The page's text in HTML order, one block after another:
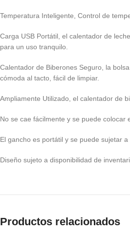
Temperatura Inteligente, Control de
Carga USB Portátil, el calentador de
para un uso tranquilo.
Calentador de Biberones Seguro, la
cómoda al tacto, fácil de limpiar.
Ampliamente Utilizado, el calentador de
No se cae fácilmente y se puede
El gancho es portátil y se puede sujetar
Diseño sujeto a disponibilidad de
Productos relacionados